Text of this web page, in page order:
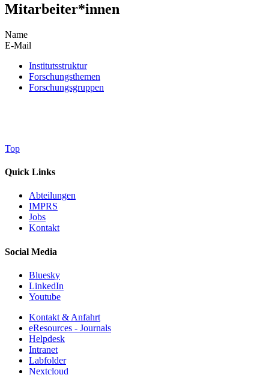
Mitarbeiter*innen
Name
E-Mail
Institutsstruktur
Forschungsthemen
Forschungsgruppen
Top
Quick Links
Abteilungen
IMPRS
Jobs
Kontakt
Social Media
Bluesky
LinkedIn
Youtube
Kontakt & Anfahrt
eResources - Journals
Helpdesk
Intranet
Labfolder
Nextcloud